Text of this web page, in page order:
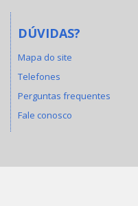
DÚVIDAS?
Mapa do site
Telefones
Perguntas frequentes
Fale conosco